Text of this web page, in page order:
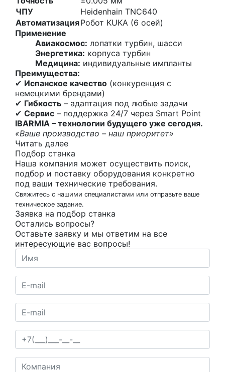
Подбор станка
Наша компания может осуществить поиск,
подбор и поставку оборудования конкретно
под ваши технические требования.
Свяжитесь с нашими специалистами или отправьте ваше
техническое задание.
Заявка на подбор станка
ЧПУ
Heidenhain TNC640
АвтоматизацияРобот KUKA (6 осей)
Применение
Авиакосмос: лопатки турбин, шасси
Энергетика: корпуса турбин
Медицина: индивидуальные импланты
Преимущества:
✔ Испанское качество (конкуренция с
немецкими брендами)
✔ Гибкость – адаптация под любые задачи
✔ Сервис – поддержка 24/7 через Smart Point
IBARMIA – технологии будущего уже сегодня.
«Ваше производство – наш приоритет»
Читать далее
Остались вопросы?
Оставьте заявку и мы ответим на все
интересующие вас вопросы!